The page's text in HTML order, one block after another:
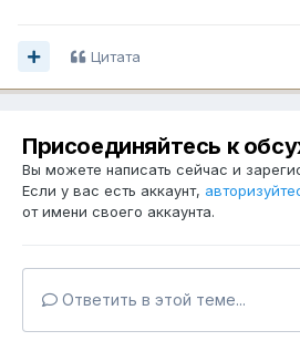
Цитата
Присоединяйтесь к
Вы можете написать сейчас и
Если у вас есть аккаунт,
от имени своего аккаунта.
Ответить в этой теме...